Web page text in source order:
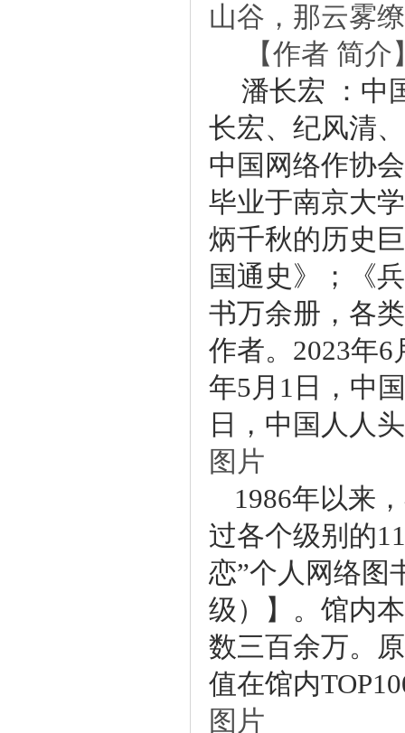
山谷，那云雾
【作者简介
潘长宏：中
长宏、纪风清
中国网络作协
毕业于南京大
炳千秋的历史
国通史》；《
书万余册，各
作者。2023年
年5月1日，中
日，中国人人
图片
1986年以来
过各个级别的
恋”个人网络图
级）】。馆内
数三百余万。
值在馆内
图片